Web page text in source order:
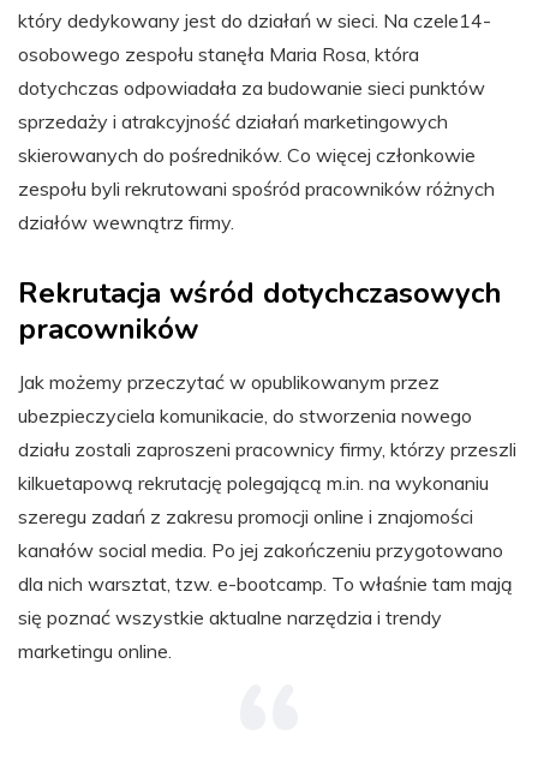
który dedykowany jest do działań w sieci. Na czele14-
osobowego zespołu stanęła Maria Rosa, która
dotychczas odpowiadała za budowanie sieci punktów
sprzedaży i atrakcyjność działań marketingowych
skierowanych do pośredników. Co więcej członkowie
zespołu byli rekrutowani spośród pracowników różnych
działów wewnątrz firmy.
Rekrutacja wśród dotychczasowych
pracowników
Jak możemy przeczytać w opublikowanym przez
ubezpieczyciela komunikacie, do stworzenia nowego
działu zostali zaproszeni pracownicy firmy, którzy przeszli
kilkuetapową rekrutację polegającą m.in. na wykonaniu
szeregu zadań z zakresu promocji online i znajomości
kanałów social media. Po jej zakończeniu przygotowano
dla nich warsztat, tzw. e-bootcamp. To właśnie tam mają
się poznać wszystkie aktualne narzędzia i trendy
marketingu online.